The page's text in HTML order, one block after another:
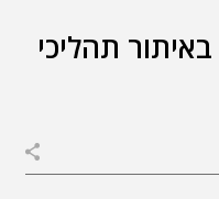
תהליכי